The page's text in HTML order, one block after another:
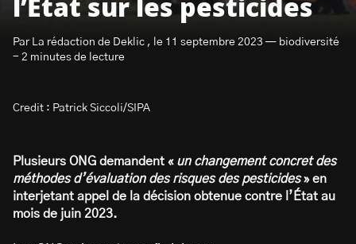
l’État sur les pesticides
Par La rédaction de Deklic , le 11 septembre 2023 — biodiversité
- 2 minutes de lecture
Credit : Patrick Siccoli/SIPA
Plusieurs ONG demandent « un changement concret des
méthodes d’évaluation des risques des pesticides» en
interjetant appel de la décision obtenue contre l’État au
mois de juin 2023.
S’abonner à la newsletter